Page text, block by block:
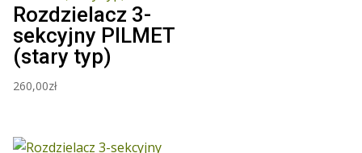
Rozdzielacz 3-
sekcyjny PILMET
(stary typ)
260,00zł